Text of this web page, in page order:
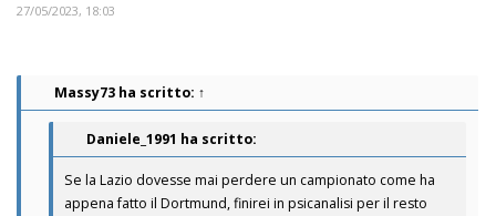
27/05/2023, 18:03
Massy73 ha scritto: ↑
Daniele_1991 ha scritto:
Se la Lazio dovesse mai perdere un campionato come ha
appena fatto il Dortmund, finirei in psicanalisi per il resto